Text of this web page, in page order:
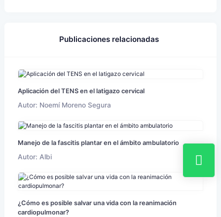
Publicaciones relacionadas
Aplicación del TENS en el latigazo cervical
Autor: Noemí Moreno Segura
Manejo de la fascitis plantar en el ámbito ambulatorio
Autor: Albi
¿Cómo es posible salvar una vida con la reanimación
cardiopulmonar?